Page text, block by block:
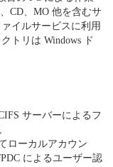
CD、MO 他を含むサ
イルサービスに利用
トリは Windows ド
サーバーによるフ
ローカルアカウン
によるユーザー認